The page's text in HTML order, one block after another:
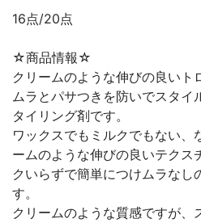
16点/20点
☆商品情報☆
クリームのような伸びの良いト
ムラとパサつきを防いでスタイ
タイリング剤です。
ワックスでもミルクでもない、
ームのような伸びの良いテクス
クいらずで簡単につけムラなし
す。
クリームのような質感ですが、